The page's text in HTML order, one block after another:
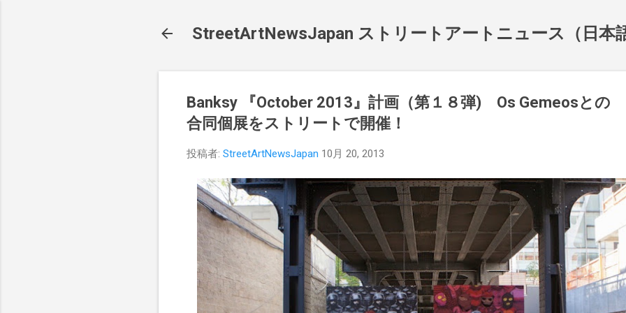
StreetArtNewsJapan ストリートアートニュース（日本
Banksy 『October 2013』計画（第１８弾) Os Gemeosとの
合同個展をストリートで開催！
投稿者: StreetArtNewsJapan 10月 20, 2013